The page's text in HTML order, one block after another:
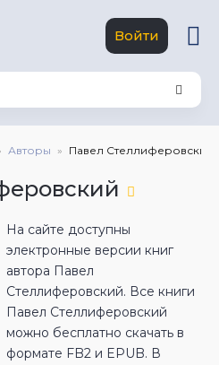
Войти
Авторы Павел Стеллиферовский
На сайте доступны
электронные версии книг
автора Павел
Стеллиферовский. Все книги
Павел Стеллиферовский
можно бесплатно скачать в
формате FB2 и EPUB. В